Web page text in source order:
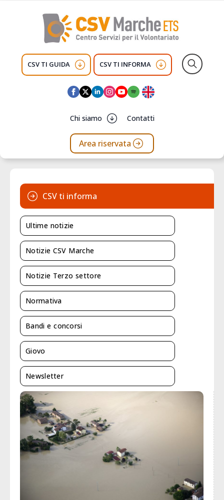
CSV TI GUIDA CSV TI INFORMA
Chi siamo Contatti
Area riservata
CSV ti informa
Ultime notizie
Notizie CSV Marche
Notizie Terzo settore
Normativa
Bandi e concorsi
Giovo
Newsletter